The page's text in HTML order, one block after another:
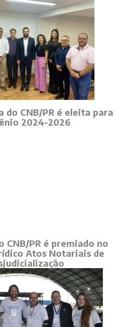
CNB/PR é eleita para
2024-2026
CNB/PR é premiado no
Atos Notariais de